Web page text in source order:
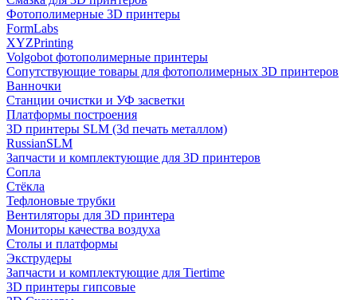
Фотополимерные 3D принтеры
FormLabs
XYZPrinting
Volgobot фотополимерные принтеры
Сопутствующие товары для фотополимерных 3D принтеров
Ванночки
Станции очистки и УФ засветки
Платформы построения
3D принтеры SLM (3d печать металлом)
RussianSLM
Запчасти и комплектующие для 3D принтеров
Сопла
Cтёкла
Тефлоновые трубки
Вентиляторы для 3D принтера
Мониторы качества воздуха
Столы и платформы
Экструдеры
Запчасти и комплектующие для Tiertime
3D принтеры гипсовые